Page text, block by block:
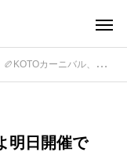
🏉KOTOカーニバル、いよいよ明日開催です！🏉
明日開催で